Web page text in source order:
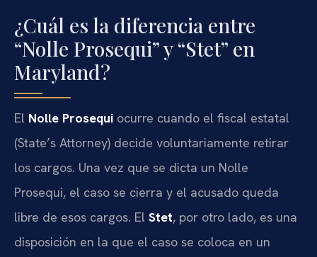
¿Cuál es la diferencia entre
“Nolle Prosequi” y “Stet” en
Maryland?
El Nolle Prosequi ocurre cuando el fiscal estatal
(State’s Attorney) decide voluntariamente retirar
los cargos. Una vez que se dicta un Nolle
Prosequi, el caso se cierra y el acusado queda
libre de esos cargos. El Stet, por otro lado, es una
disposición en la que el caso se coloca en un